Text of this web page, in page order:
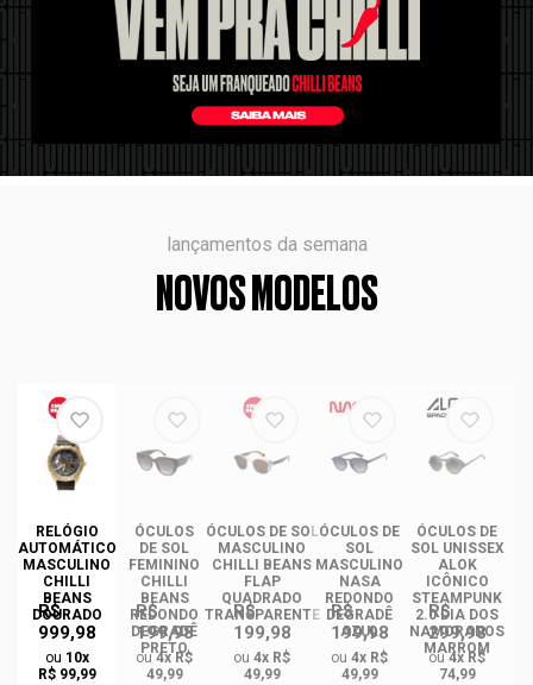
lançamentos da semana
NOVOS MODELOS
RELÓGIO
AUTOMÁTICO
MASCULINO
CHILLI
BEANS
DOURADO
R$
999,98
ou 10x
R$ 99,99
ÓCULOS
DE SOL
FEMININO
CHILLI
BEANS
REDONDO
DEGRADÊ
PRETO
R$
199,98
ou4x R$
49,99
ÓCULOS DE SOL
MASCULINO
CHILLI BEANS
FLAP
QUADRADO
TRANSPARENTE
R$
199,98
ou 4x R$
49,99
ÓCULOS DE
SOL
MASCULINO
NASA
REDONDO
DEGRADÊ
AZUL
R$
199,98
ou 4x R$
49,99
ÓCULOS DE
SOL UNISSEX
ALOK
ICÔNICO
STEAMPUNK
2.0 DIA DOS
NAMORADOS
MARROM
R$
299,98
ou4x R$
74,99